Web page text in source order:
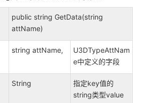
public string GetData(string
attName)
string attName,
U3DTypeAttNam
e中定义的字段
String
指定key值的
string类型value